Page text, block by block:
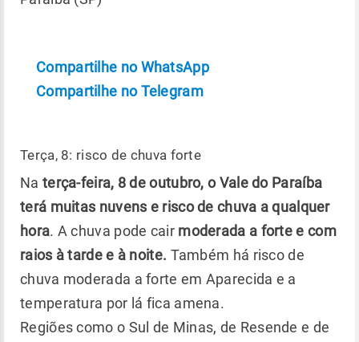
Compartilhe no WhatsApp
Compartilhe no Telegram
Terça, 8: risco de chuva forte
Na terça-feira, 8 de outubro, o Vale do Paraíba
terá muitas nuvens e risco de chuva a qualquer
hora. A chuva pode cair moderada a forte e com
raios à tarde e à noite. Também há risco de
chuva moderada a forte em Aparecida e a
temperatura por lá fica amena.
Regiões como o Sul de Minas, de Resende e de